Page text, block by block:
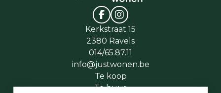
Kerkstraat 15
2380 Ravels
014/65.87.11
info@justwonen.be
Te koop
Te huur